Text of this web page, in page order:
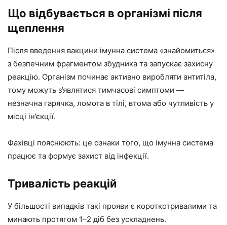
Що відбувається в організмі після
щеплення
Після введення вакцини імунна система «знайомиться»
з безпечним фрагментом збудника та запускає захисну
реакцію. Організм починає активно виробляти антитіла,
тому можуть з’являтися тимчасові симптоми —
незначна гарячка, ломота в тілі, втома або чутливість у
місці ін’єкції.
Фахівці пояснюють: це ознаки того, що імунна система
працює та формує захист від інфекції.
Тривалість реакцій
У більшості випадків такі прояви є короткотривалими та
минають протягом 1–2 діб без ускладнень.